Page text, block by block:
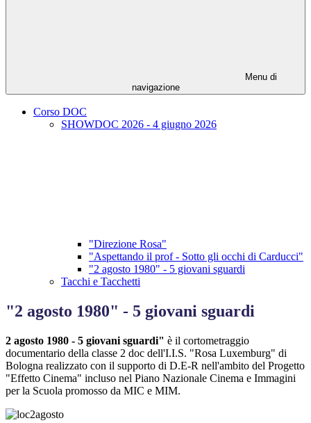
Menu di
navigazione
Corso DOC
SHOWDOC 2026 - 4 giugno 2026
"Direzione Rosa"
"Aspettando il prof - Sotto gli occhi di Carducci"
"2 agosto 1980" - 5 giovani sguardi
Tacchi e Tacchetti
"2 agosto 1980" - 5 giovani sguardi
2 agosto 1980 - 5 giovani sguardi" è il cortometraggio
documentario della classe 2 doc dell'I.I.S. "Rosa Luxemburg" di
Bologna realizzato con il supporto di D.E-R nell'ambito del Progetto
"Effetto Cinema" incluso nel Piano Nazionale Cinema e Immagini
per la Scuola promosso da MIC e MIM.